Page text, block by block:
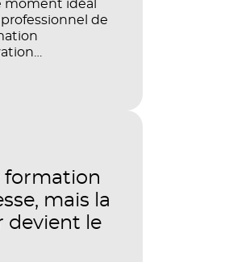
moment idéal
de
formation
mais la
devient le